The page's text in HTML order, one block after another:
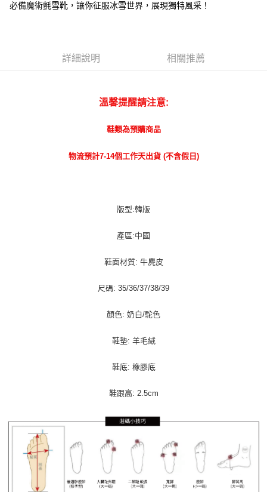
付款後7-11純取貨
必備魔術氈雪靴，讓你征服冰雪世界，展現獨特風采！
詳細說明 相關推薦
溫馨提醒請注意:
鞋類為預購商品
物流預計7-14個工作天出貨 (不含假日)
版型:韓版
產區:中國
鞋面材質: 牛麂皮
尺碼: 35/36/37/38/39
顏色: 奶白/駝色
鞋墊: 羊毛絨
鞋底: 橡膠底
鞋跟高: 2.5cm